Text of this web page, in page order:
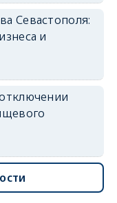
Севастополя:
и